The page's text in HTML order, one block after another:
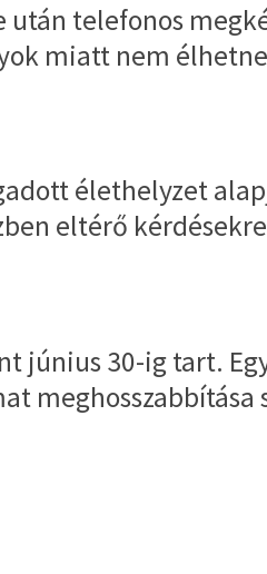
telefonos
miatt nem
élethelyzet
eltérő
június 30-ig tart.
meghosszabbítása